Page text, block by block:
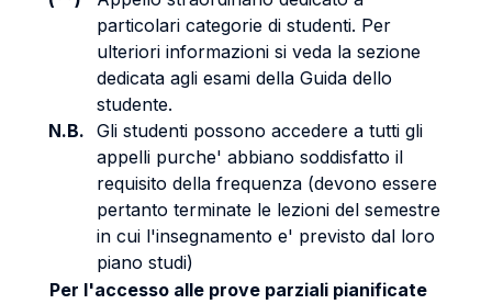
particolari categorie di studenti. Per
ulteriori informazioni si veda la sezione
dedicata agli esami della Guida dello
studente.
N.B. Gli studenti possono accedere a tutti gli
appelli purche' abbiano soddisfatto il
requisito della frequenza (devono essere
pertanto terminate le lezioni del semestre
in cui l'insegnamento e' previsto dal loro
piano studi)
Per l'accesso alle prove parziali pianificate